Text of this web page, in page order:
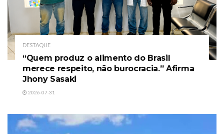
DESTAQUE
“Quem produz o alimento do Brasil
merece respeito, não burocracia.” Afirma
Jhony Sasaki
2026-07-31